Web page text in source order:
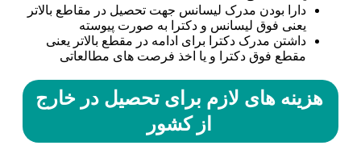
دارا بودن مدرک لیسانس جهت تحصیل در مقاطع بالاتر
یعنی فوق لیسانس و دکترا به صورت پیوسته
داشتن مدرک دکترا برای ادامه در مقطع بالاتر یعنی
مقطع فوق دکترا و یا اخذ فرصت های مطالعاتی
هزینه های لازم برای تحصیل در خارج
از کشور